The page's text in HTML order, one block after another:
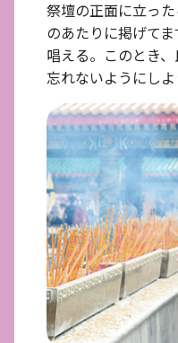
祭壇の正面に立っ
のあたりに掲げて
唱える。このとき
忘れないようにしよ